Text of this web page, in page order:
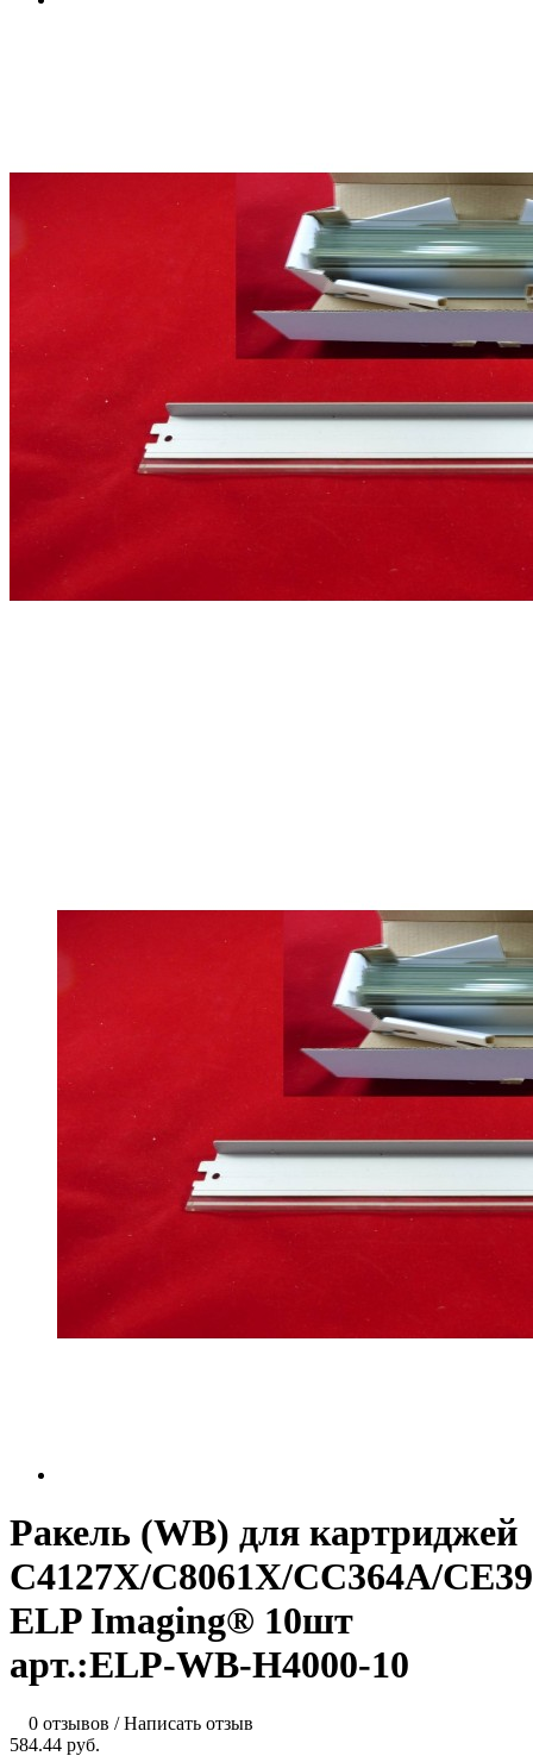
Ракель (WB) для картриджей
C4127X/C8061X/CC364A/
ELP Imaging® 10шт
арт.:ELP-WB-H4000-10
0 отзывов /Написать отзыв
584.44 руб.